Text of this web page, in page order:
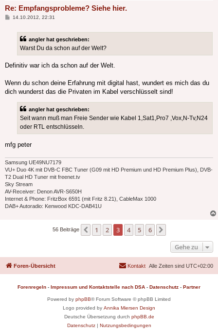
Re: Empfangsprobleme? Siehe hier.
Beitrag
14.10.2012, 22:31
angler hat geschrieben:
Warst Du da schon auf der Welt?
Definitiv war ich da schon auf der Welt.
Wenn du schon deine Erfahrung mit digital hast, wundert es mich das du
dich wunderst das die Privaten im Kabel verschlüsselt sind!
angler hat geschrieben:
Seit wann muß man Freie Sender wie Kabel 1,Sat1,Pro7 ,Vox,N-Tv,N24
oder RTL entschlüsseln.
mfg peter
Samsung UE49NU7179
VU+ Duo 4K mit DVB-C FBC Tuner (G09 mit HD Premium und HD Premium Plus), DVB-
T2 Dual HD Tuner mit freenet.tv
Sky Stream
AV-Receiver: Denon AVR-S650H
Internet & Phone: FritzBox 6591 (mit Fritz 8.21), CableMax 1000
DAB+ Autoradio: Kenwood KDC-DAB41U
56 Beiträge Vorherige
1 2 3 4 5 6
Gehe zu
Foren-Übersicht Alle Zeiten sind UTC+02:00
Kontakt
Forenregeln - Impressum und Kontaktstelle nach DSA - Datenschutz - Partner
Powered by phpBB® Forum Software © phpBB Limited
Logo provided by Annika Miersen Design
Deutsche Übersetzung durch phpBB.de
Datenschutz| Nutzungsbedingungen